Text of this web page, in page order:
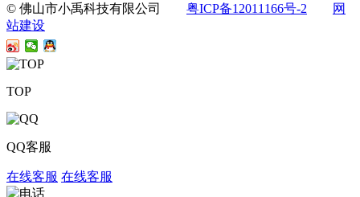
© 佛山市小禹科技有限公司 粤ICP备12011166号-2
网
站建设
TOP
QQ客服
在线客服 在线客服